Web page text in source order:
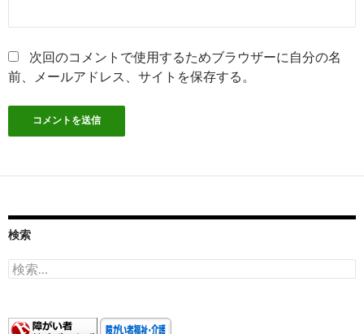
次回のコメントで使用するためブラウザーに自分の名
前、メールアドレス、サイトを保存する。
検索
検
索: